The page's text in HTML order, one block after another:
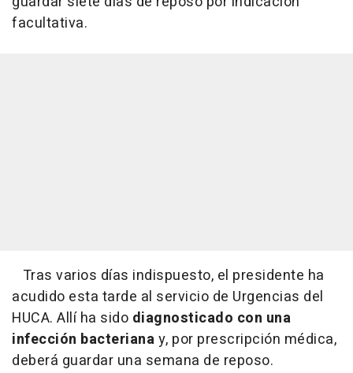
facultativa.
Tras varios días indispuesto, el presidente ha
acudido esta tarde al servicio de Urgencias del
HUCA. Allí ha sido diagnosticado con una
infección bacterianay, por prescripción médica,
deberá guardar una semana de reposo.